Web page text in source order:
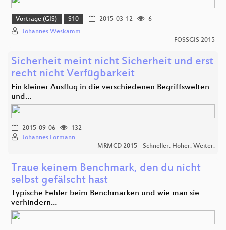
Vorträge (GIS) S10 2015-03-12
6
Johannes Weskamm
FOSSGIS 2015
Sicherheit meint nicht Sicherheit und erst
recht nicht Verfügbarkeit
Ein kleiner Ausflug in die verschiedenen Begriffswelten
und…
2015-09-06
132
Johannes Formann
MRMCD 2015 - Schneller. Höher. Weiter.
Traue keinem Benchmark, den du nicht
selbst gefälscht hast
Typische Fehler beim Benchmarken und wie man sie
verhindern…